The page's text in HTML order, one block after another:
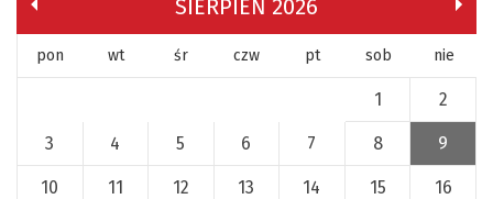
SIERPIEŃ 2026
pon wt śr czw pt sob nie
1 2
3 4 5 6 7 8 9
10 11 12 13 14 15 16